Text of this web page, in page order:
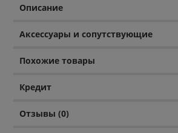
Описание
Аксессуары и сопутствующие
Похожие товары
Кредит
Отзывы (0)